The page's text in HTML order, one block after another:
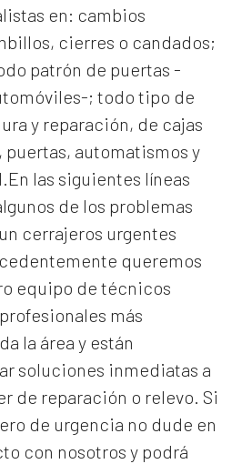
en: cambios
cierres o candados;
patrón de puertas -
; todo tipo de
y reparación, de cajas
automatismos y
las siguientes líneas
de los problemas
cerrajeros urgentes
queremos
equipo de técnicos
más
la área y están
soluciones inmediatas a
de reparación o relevo. Si
de urgencia no dude en
con nosotros y podrá